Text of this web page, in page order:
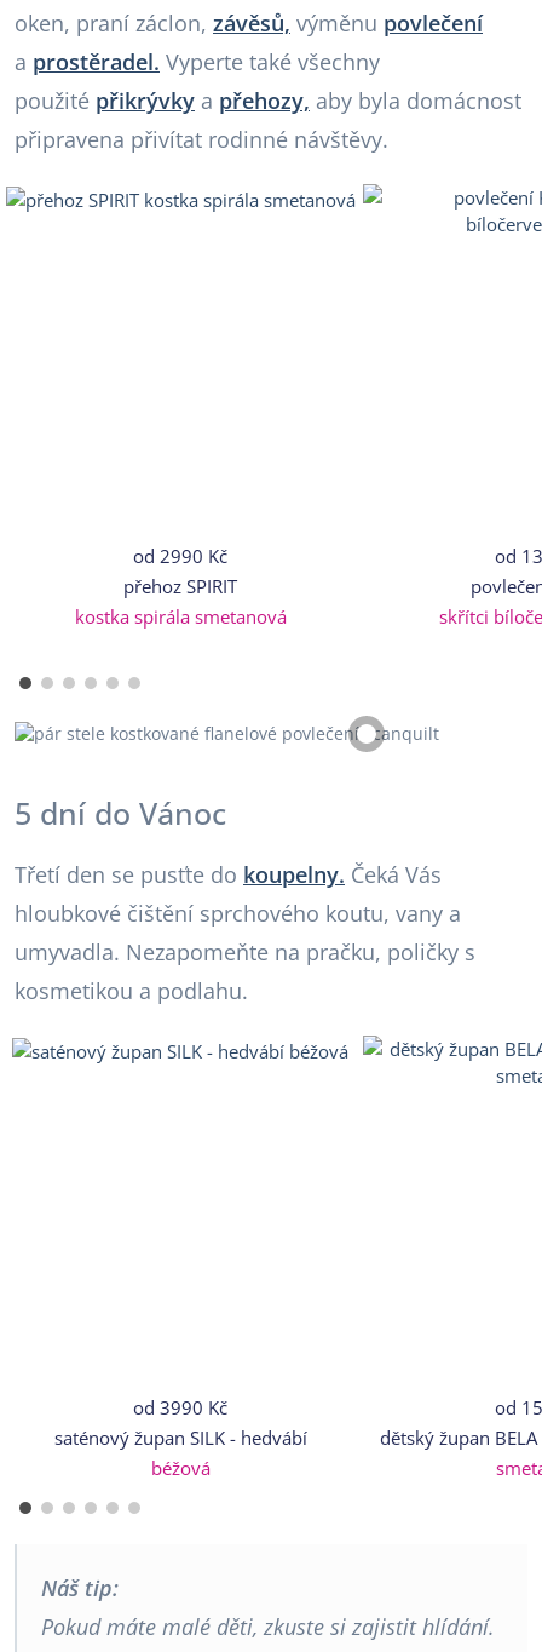
oken, praní záclon, závěsů, výměnu povlečení
a prostěradel. Vyperte také všechny
použité přikrývky a přehozy, aby byla domácnost
připravena přivítat rodinné návštěvy.
od2990 Kč
přehoz SPIRIT
kostka spirála smetanová
od
skřítci
5 dní do Vánoc
Třetí den se pusťte do koupelny. Čeká Vás
hloubkové čištění sprchového koutu, vany a
umyvadla. Nezapomeňte na pračku, poličky s
kosmetikou a podlahu.
od3990 Kč
saténový župan SILK - hedvábí
béžová
od
dětský župan
Náš tip:
Pokud máte malé děti, zkuste si zajistit hlídání.